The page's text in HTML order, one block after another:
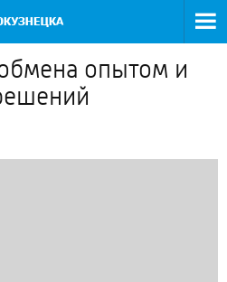
опытом и